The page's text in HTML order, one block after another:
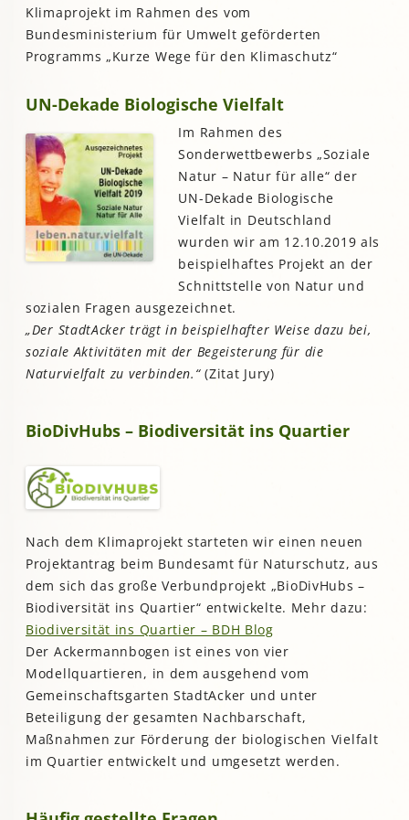
Klimaprojekt im Rahmen des vom
Bundesministerium für Umwelt geförderten
Programms „Kurze Wege für den Klimaschutz“
UN-Dekade Biologische Vielfalt
Im Rahmen des
Sonderwettbewerbs „Soziale
Natur – Natur für alle“ der
UN-Dekade Biologische
Vielfalt in Deutschland
wurden wir am 12.10.2019 als
beispielhaftes Projekt an der
Schnittstelle von Natur und
sozialen Fragen ausgezeichnet.
„Der StadtAcker trägt in beispielhafter Weise dazu bei,
soziale Aktivitäten mit der Begeisterung für die
Naturvielfalt zu verbinden.“(Zitat Jury)
BioDivHubs – Biodiversität ins Quartier
Nach dem Klimaprojekt starteten wir einen neuen
Projektantrag beim Bundesamt für Naturschutz, aus
dem sich das große Verbundprojekt „BioDivHubs –
Biodiversität ins Quartier“ entwickelte. Mehr dazu:
Biodiversität ins Quartier – BDH Blog
Der Ackermannbogen ist eines von vier
Modellquartieren, in dem ausgehend vom
Gemeinschaftsgarten StadtAcker und unter
Beteiligung der gesamten Nachbarschaft,
Maßnahmen zur Förderung der biologischen Vielfalt
im Quartier entwickelt und umgesetzt werden.